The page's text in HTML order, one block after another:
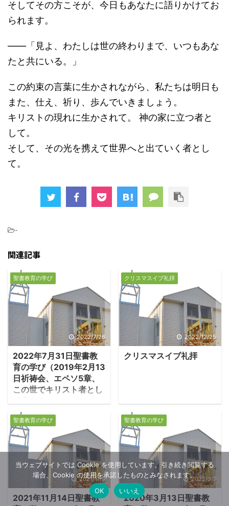
そしてその方こそが、今日もあなたに語りかけてお
られます。
――「見よ、わたしは世の終わりまで、いつもあな
たと共にいる。」
この約束の言葉に生かされながら、私たちは明日も
また、仕え、祈り、歩んでいきましょう。
キリストの現れに生かされて。 神の家に立つ者と
して。
そして、その光を携えて世界へと出ていく者とし
て。
-
関連記事
聖書教育の学び
2022/7/26
2022年7月31日聖書教
育の学び（2019年2月13
日祈祷会、エペソ5章、
この世でキリスト者とし
１．悪しき時代の中で
のキリスト者の生き方
・悪のはびこる世のただ
中で、キリスト者として
生きるには、キリスト者
としての召命を再確認す
ることが必要だ。牧会者
は勧める「あなた方は神
クリスマスイブ礼拝
2022/12/25
クリスマスイブ礼拝
聖書教育の学び
2021/11/9
2021年11月14日聖書教
聖書教育の学び
2022/3/7
2020年3月13日聖書教
当ウェブサイトでは Cookie を使用しています。引き続き閲覧する
場合、Cookie の使用を承諾したものとみなされます。
OK
いいえ